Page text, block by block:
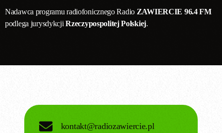
Nadawca programu radiofonicznego Radio ZAWIERCIE 96.4 FM
podlega jurysdykcjiRzeczypospolitej Polskiej.
kontakt@radiozawiercie.pl